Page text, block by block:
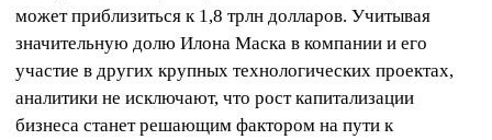
может приблизиться к 1,8 трлн долларов. Учитывая
значительную долю Илона Маска в компании и его
участие в других крупных технологических проектах,
аналитики не исключают, что рост капитализации
бизнеса станет решающим фактором на пути к